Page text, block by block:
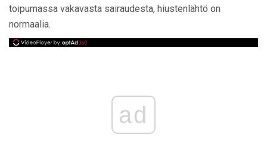
toipumassa vakavasta sairaudesta, hiustenlähtö on
normaalia.
ad